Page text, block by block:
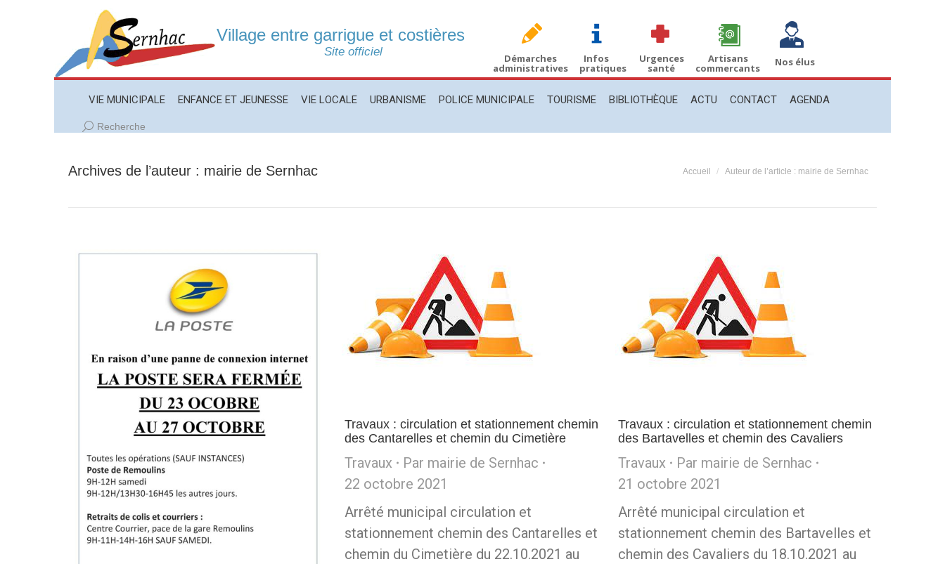
Village entre garrigue et costières
Site officiel Démarches
administratives
Infos
pratiques
Urgences
santé
Artisans
commercants Nos élus
VIE MUNICIPALE ENFANCE ET JEUNESSE VIE LOCALE URBANISME POLICE MUNICIPALE TOURISME BIBLIOTHÈQUE ACTU CONTACT AGENDA
Recherche
Recherche
Archives de l’auteur : mairie de Sernhac Vous êtes ici :
Accueil Auteur de l’article : mairie de Sernhac
Travaux : circulation et stationnement chemin
des Cantarelles et chemin du Cimetière
Travaux Par mairie de Sernhac
22 octobre 2021
Arrêté municipal circulation et
stationnement chemin des Cantarelles et
chemin du Cimetière du 22.10.2021 au
Travaux : circulation et stationnement chemin
des Bartavelles et chemin des Cavaliers
Travaux Par mairie de Sernhac
21 octobre 2021
Arrêté municipal circulation et
stationnement chemin des Bartavelles et
chemin des Cavaliers du 18.10.2021 au
VIE MUNICIPALE ENFANCE ET JEUNESSE VIE LOCALE URBANISME POLICE MUNICIPALE TOURISME BIBLIOTHÈQUE CONTACT AGENDA